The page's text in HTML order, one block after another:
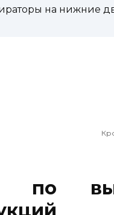
на нижние
по